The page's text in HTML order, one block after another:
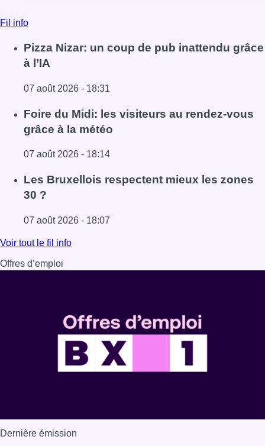
Fil info
Pizza Nizar: un coup de pub inattendu grâce
à l’IA
07 août 2026 - 18:31
Lire l'article Pizza Nizar: un coup de pub inattendu grâce
Foire du Midi: les visiteurs au rendez-vous
grâce à la météo
07 août 2026 - 18:14
Lire l'article Foire du Midi: les visiteurs au rendez-vous
Les Bruxellois respectent mieux les zones
30 ?
07 août 2026 - 18:07
Lire l'article Les Bruxellois respectent mieux les zones 30
Voir tout le fil info
Offres d’emploi
Dernière émission